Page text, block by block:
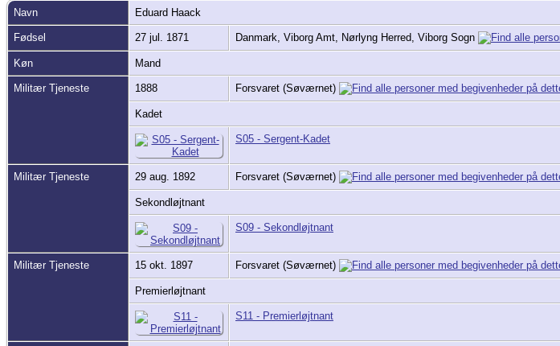
Navn Eduard Haack
Fødsel 27 jul. 1871 Danmark, Viborg Amt, Nørlyng Herred, Viborg Sogn
Køn Mand
Militær Tjeneste 1888 Forsvaret (Søværnet)
Kadet
S05 - Sergent-Kadet
Militær Tjeneste 29 aug. 1892 Forsvaret (Søværnet)
Sekondløjtnant
S09 - Sekondløjtnant
Militær Tjeneste 15 okt. 1897 Forsvaret (Søværnet)
Premierløjtnant
S11 - Premierløjtnant